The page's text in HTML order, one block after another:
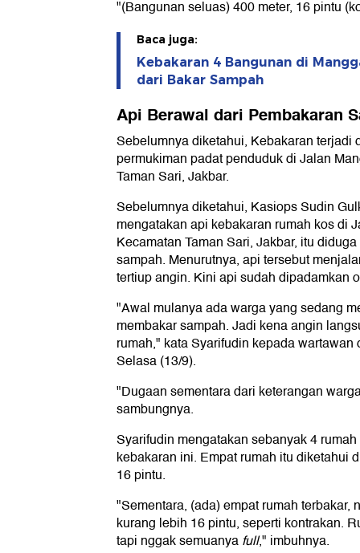
"(Bangunan seluas) 400 meter, 16 pintu
Baca juga:
Kebakaran 4 Bangunan di
dari Bakar Sampah
Api Berawal dari Pembakaran
Sebelumnya diketahui, Kebakaran terjadi
permukiman padat penduduk di Jalan
Taman Sari, Jakbar.
Sebelumnya diketahui, Kasiops Sudin
mengatakan api kebakaran rumah kos di
Kecamatan Taman Sari, Jakbar, itu
sampah. Menurutnya, api tersebut
tertiup angin. Kini api sudah dipadamkan
"Awal mulanya ada warga yang sedang
membakar sampah. Jadi kena angin
rumah," kata Syarifudin kepada wartawan
Selasa (13/9).
"Dugaan sementara dari keterangan
sambungnya.
Syarifudin mengatakan sebanyak 4
kebakaran ini. Empat rumah itu diketahui
16 pintu.
"Sementara, (ada) empat rumah terbakar,
kurang lebih 16 pintu, seperti kontrakan.
tapi nggak semuanyafull," imbuhnya.